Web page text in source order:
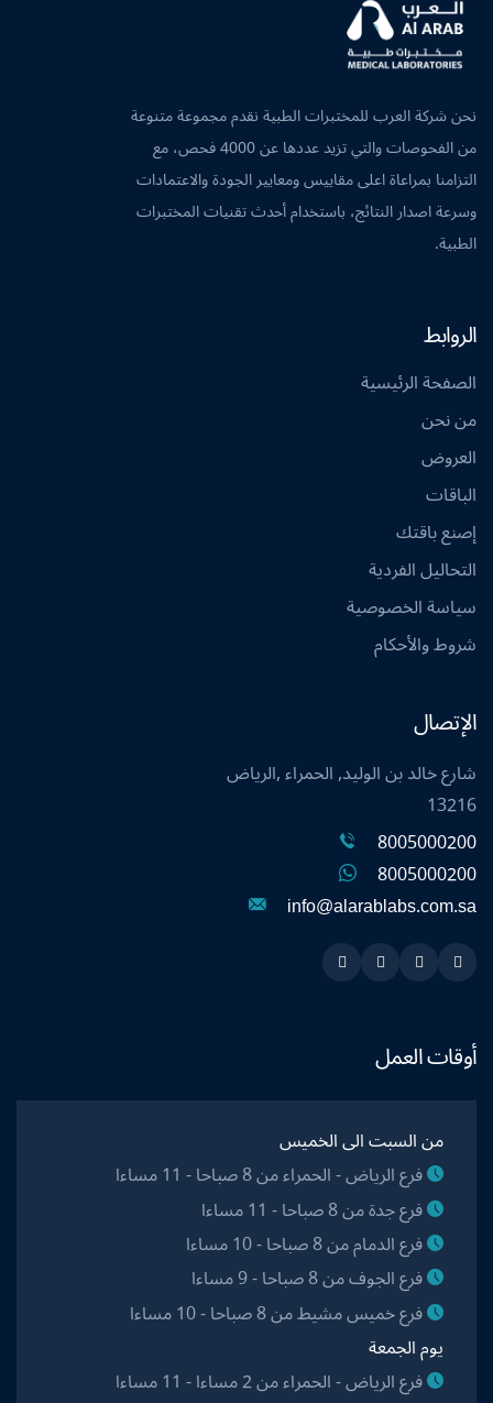
نحن شركة العرب للمختبرات الطبية نقدم مجموعة متنوعة
من الفحوصات والتي تزيد عددها عن 4000 فحص، مع
التزامنا بمراعاة اعلى مقاييس ومعايير الجودة والاعتمادات
وسرعة اصدار النتائج، باستخدام أحدث تقنيات المختبرات
الطبية.
الروابط
الصفحة الرئيسية
من نحن
العروض
الباقات
إصنع باقتك
التحاليل الفردية
سياسة الخصوصية
شروط والأحكام
الإتصال
شارع خالد بن الوليد, الحمراء ,الرياض
13216
8005000200
8005000200
info@alarablabs.com.sa
Snapchat
Twitter
Linkedin
Instagram
أوقات العمل
من السبت الى الخميس
فرع الرياض - الحمراء من 8 صباحا - 11 مساءا
فرع جدة من 8 صباحا - 11 مساءا
فرع الدمام من 8 صباحا - 10 مساءا
فرع الجوف من 8 صباحا - 9 مساءا
فرع خميس مشيط من 8 صباحا - 10 مساءا
يوم الجمعة
فرع الرياض - الحمراء من 2 مساءا - 11 مساءا